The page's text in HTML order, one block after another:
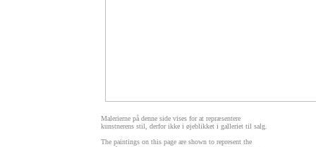
Malerierne på denne side vises for at repræsentere
kunstnerens stil, derfor ikke i øjeblikket i galleriet til salg.
The paintings on this page are shown to represent the